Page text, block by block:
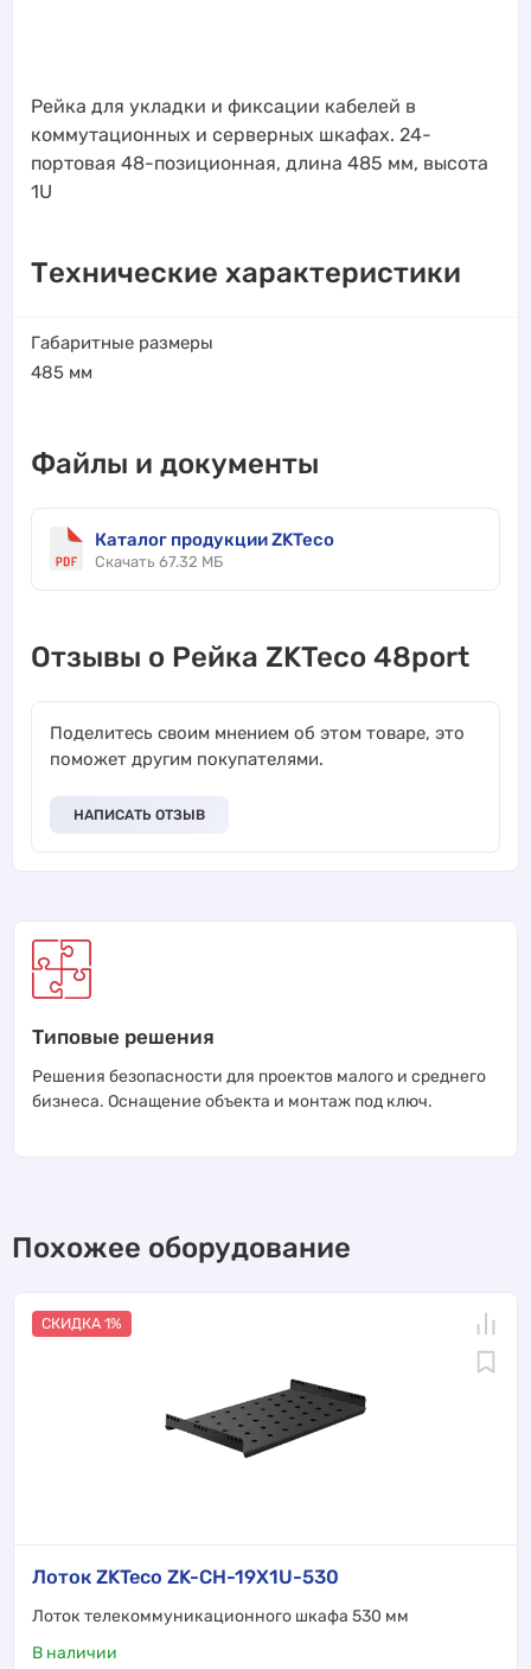
Рейка для укладки и фиксации кабелей в
коммутационных и серверных шкафах. 24-
портовая 48-позиционная, длина 485 мм, высота
1U
Технические характеристики
Габаритные размеры
485 мм
Файлы и документы
Каталог продукции ZKTeco
Скачать 67.32 МБ
Отзывы о Рейка ZKTeco 48port
Поделитесь своим мнением об этом товаре, это
поможет другим покупателями.
НАПИСАТЬ ОТЗЫВ
Типовые решения
Решения безопасности для проектов малого и среднего
бизнеса. Оснащение объекта и монтаж под ключ.
Похожее оборудование
СКИДКА 1%
Лоток ZKTeco ZK-CH-19X1U-530
Лоток телекоммуникационного шкафа 530 мм
В наличии